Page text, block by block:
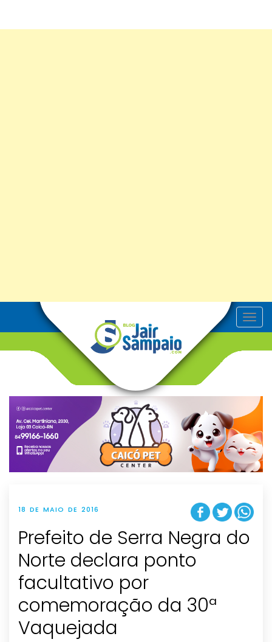
T
o
v
g
t
i
o
n
18 DE MAIO DE 2016
Prefeito de Serra Negra do
Norte declara ponto
facultativo por
comemoração da 30ª
Vaquejada